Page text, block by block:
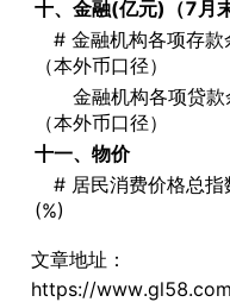
十、金融(亿元) （7月
# 金融机构各项存款
（本外币口径）
金融机构各项贷款
（本外币口径）
十一、物价
# 居民消费价格总指
(%)
文章地址：
https://